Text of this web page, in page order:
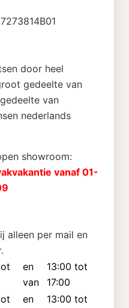
door heel
gedeelte van
van
nederlands
showroom:
vanaf 01-
alleen per mail en
en
van
13:00 tot
17:00
en
13:00 tot